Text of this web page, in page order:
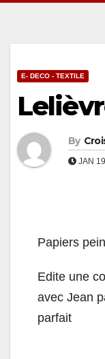
E- DECO - TEXTILE
By
JAN
Papiers
Edite une
avec Jean
parfait